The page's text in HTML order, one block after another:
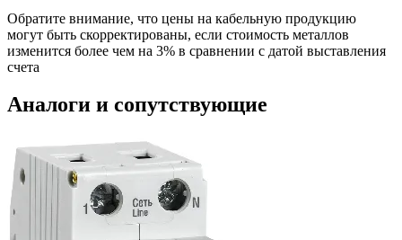
Обратите внимание, что цены на кабельную продукцию
могут быть скорректированы, если стоимость металлов
изменится более чем на 3% в сравнении с датой выставления
счета
Аналоги и сопутствующие